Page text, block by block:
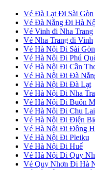
Vé Đà Lạt Đi Sài Gòn
Vé Đà Nẵng Đi Hà
Vé Vinh đi Nha Trang
Vé Nha Trang đi Vinh
Vé Hà Nội Đi Sài Gòn
Vé Hà Nội Đi Phú
Vé Hà Nội Đi Cần
Vé Hà Nội Đi Đà
Vé Hà Nội Đi Đà Lạt
Vé Hà Nội Đi Nha
Vé Hà Nội Đi Buôn
Vé Hà Nội Đi Chu Lai
Vé Hà Nội Đi Điện
Vé Hà Nội Đi Đồng
Vé Hà Nội Đi Pleiku
Vé Hà Nội Đi Huế
Vé Hà Nội Đi Quy
Vé Quy Nhơn Đi Hà